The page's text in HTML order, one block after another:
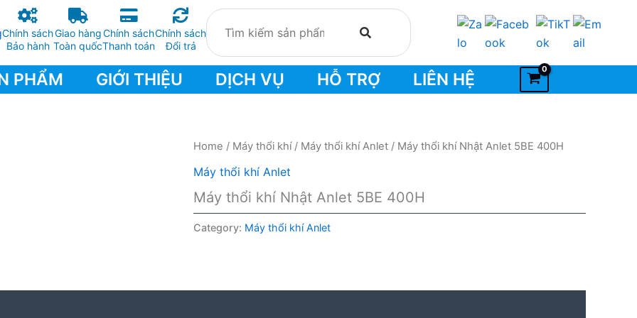
Chính sách
Bảo hành
Giao hàng
Toàn quốc
Chính sách
Thanh toán
Chính sách
Đổi trả
PHẨM GIỚI THIỆU DỊCH VỤ HỖ TRỢ LIÊN HỆ
Home / Máy thổi khí/ Máy thổi khí Anlet / Máy thổi khí Nhật Anlet 5BE 400H
Máy thổi khí Anlet
Máy thổi khí Nhật Anlet 5BE 400H
Category: Máy thổi khí Anlet